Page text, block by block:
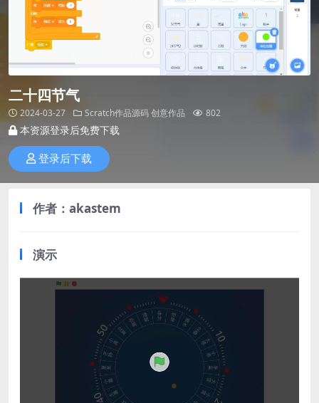
二十四节气
2024-03-27 Scratch作品源码创意作品 802
本资源登录后免费下载
登录后下载
作者：akastem
演示